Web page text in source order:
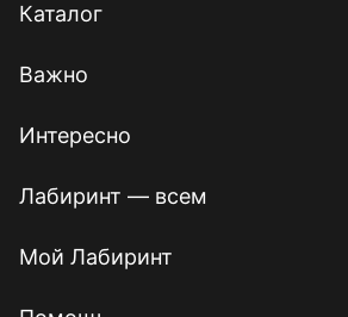
Каталог
Важно
Интересно
Лабиринт — всем
Мой Лабиринт